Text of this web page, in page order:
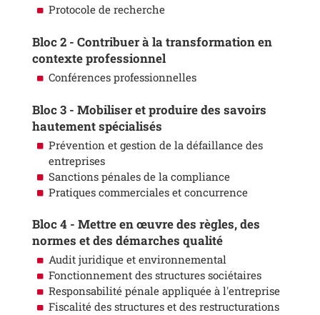
Protocole de recherche
Bloc 2 - Contribuer à la transformation en
contexte professionnel
Conférences professionnelles
Bloc 3 - Mobiliser et produire des savoirs
hautement spécialisés
Prévention et gestion de la défaillance des
entreprises
Sanctions pénales de la compliance
Pratiques commerciales et concurrence
Bloc 4 - Mettre en œuvre des règles, des
normes et des démarches qualité
Audit juridique et environnemental
Fonctionnement des structures sociétaires
Responsabilité pénale appliquée à l'entreprise
Fiscalité des structures et des restructurations